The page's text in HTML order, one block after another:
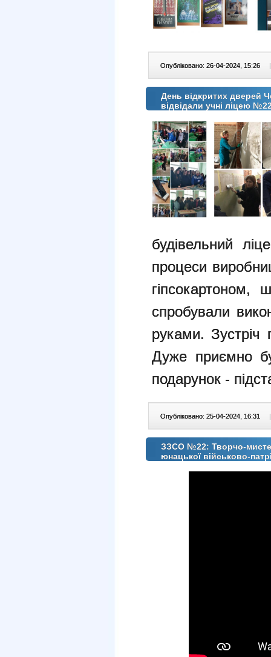
Опубліковано: 26-04-2024, 15:26 |
День відкритих дверей
відвідали учні ліцею
будівельний
процеси
гіпсокартоном,
спробували
руками. Зустріч
Дуже приємно
подарунок -
Опубліковано: 25-04-2024, 16:31 |
ЗЗСО №22: Творчо-
юнацької військово-